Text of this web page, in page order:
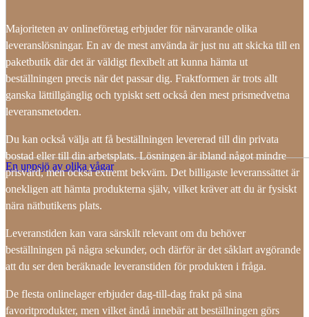
En uppsjö av olika vågar
Majoriteten av onlineföretag erbjuder för närvarande olika
leveranslösningar. En av de mest använda är just nu att skicka till en
paketbutik där det är väldigt flexibelt att kunna hämta ut
beställningen precis när det passar dig. Fraktformen är trots allt
ganska lättillgänglig och typiskt sett också den mest prismedvetna
leveransmetoden.
Du kan också välja att få beställningen levererad till din privata
bostad eller till din arbetsplats. Lösningen är ibland något mindre
prisvärd, men också extremt bekväm. Det billigaste leveranssättet är
onekligen att hämta produkterna själv, vilket kräver att du är fysiskt
nära nätbutikens plats.
Leveranstiden kan vara särskilt relevant om du behöver
beställningen på några sekunder, och därför är det såklart avgörande
att du ser den beräknade leveranstiden för produkten i fråga.
De flesta onlinelager erbjuder dag-till-dag frakt på sina
favoritprodukter, men vilket ändå innebär att beställningen görs